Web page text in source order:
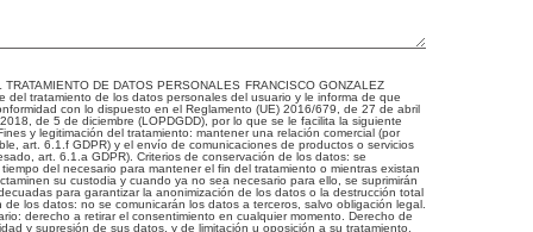
DE DATOS PERSONALES FRANCISCO GONZALEZ
del tratamiento de los datos personales del usuario y le informa de que
con lo dispuesto en el Reglamento (UE) 2016/679, de 27 de abril
de 5 de diciembre (LOPDGDD), por lo que se le facilita la siguiente
y legitimación del tratamiento: mantener una relación comercial (por
art. 6.1.f GDPR) y el envío de comunicaciones de productos o servicios
art. 6.1.a GDPR). Criterios de conservación de los datos: se
del necesario para mantener el fin del tratamiento o mientras existan
su custodia y cuando ya no sea necesario para ello, se suprimirán
para garantizar la anonimización de los datos o la destrucción total
de los datos: no se comunicarán los datos a terceros, salvo obligación legal.
derecho a retirar el consentimiento en cualquier momento. Derecho de
y supresión de sus datos, y de limitación u oposición a su tratamiento.